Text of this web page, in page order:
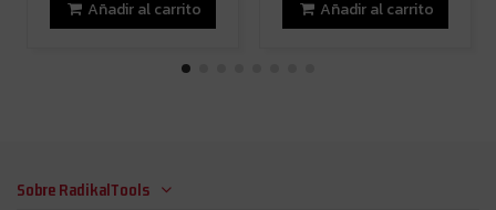
Añadir al carrito Añadir al carrito
Sobre RadikalTools